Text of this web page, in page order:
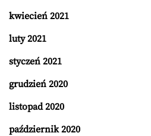
kwiecień 2021
luty 2021
styczeń 2021
grudzień 2020
listopad 2020
październik 2020